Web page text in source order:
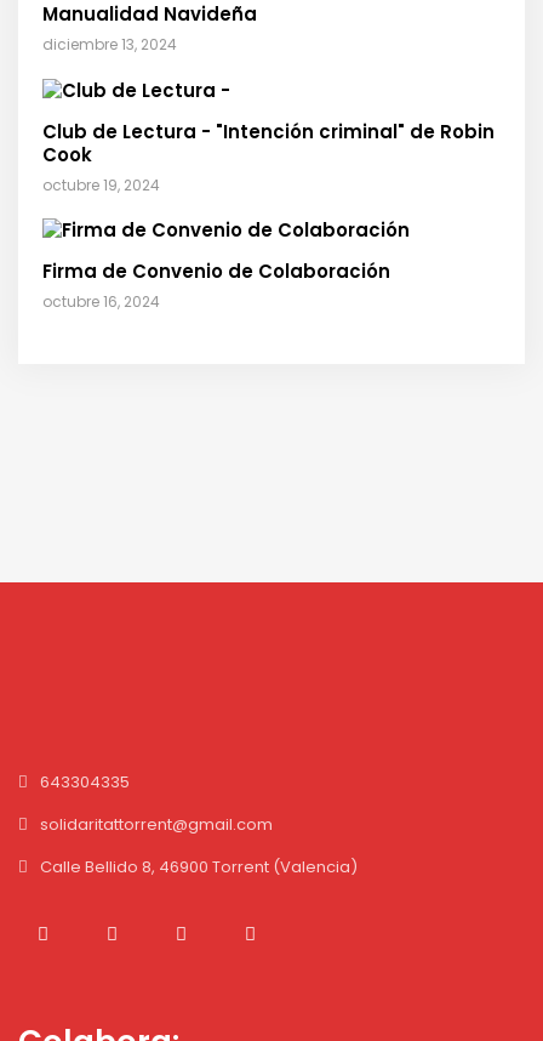
Manualidad Navideña
diciembre 13, 2024
Club de Lectura - "Intención criminal" de Robin
Cook
octubre 19, 2024
Firma de Convenio de Colaboración
octubre 16, 2024
643304335
solidaritattorrent@gmail.com
Calle Bellido 8, 46900 Torrent (Valencia)